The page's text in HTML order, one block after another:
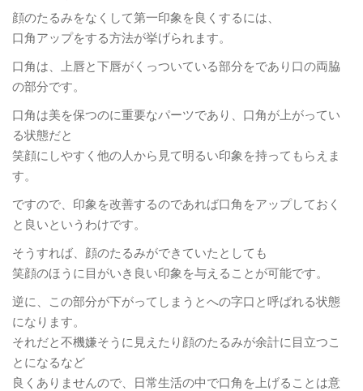
顔のたるみをなくして第一印象を良くするには、
口角アップをする方法が挙げられます。
口角は、上唇と下唇がくっついている部分をであり口の両脇
の部分です。
口角は美を保つのに重要なパーツであり、口角が上がってい
る状態だと
笑顔にしやすく他の人から見て明るい印象を持ってもらえま
す。
ですので、印象を改善するのであれば口角をアップしておく
と良いというわけです。
そうすれば、顔のたるみができていたとしても
笑顔のほうに目がいき良い印象を与えることが可能です。
逆に、この部分が下がってしまうとへの字口と呼ばれる状態
になります。
それだと不機嫌そうに見えたり顔のたるみが余計に目立つこ
とになるなど
良くありませんので、日常生活の中で口角を上げることは意